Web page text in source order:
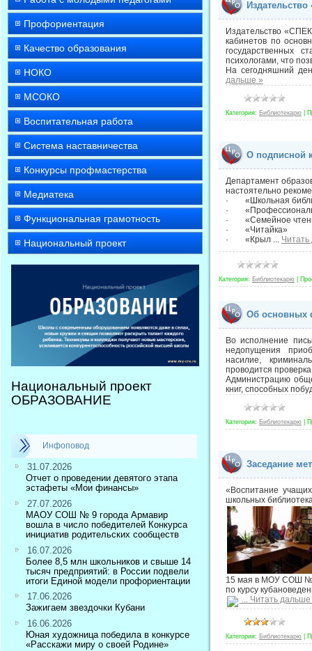
Профориентация
Качество образования
НОКО
МСОКО
Воспитательная работа
Система наставничества
Конкурсы профмастерства
Медиатека
Функциональная грамотность
Национальный проект
Национальный проект
ОБРАЗОВАНИЕ
Инфоповод
31.07.2026
Отчет о проведении девятого этапа
эстафеты «Мои финансы»
27.07.2026
МАОУ СОШ № 9 города Армавир
вошла в число победителей Конкурса
инициатив родительских сообществ
16.07.2026
Более 8,5 млн школьников и свыше 14
тысяч предприятий: в России подвели
итоги Единой модели профориентации
17.06.2026
Зажигаем звездочки Кубани
16.06.2026
Юная художница победила в конкурсе
«Расскажи миру о своей Родине»
Издательство
кабинетов по
государственных
психологами, что
На сегодняшний
дальше »
Категория: Библиотекарю
О подписной
Департамент
настоятельно
· «Школьная
·
· «Семейное
· «Читайка»
· «Крыл ...
Категория: Библиотекарю
Об основных
Во исполнение
недопущения
насилие,
проводится
Администрацию
книг, способных
Категория: Библиотекарю
Заседание
«Воспитание
школьных
15 мая в МОУ СОШ
по курсу
... Читать дальше
Категория: Библиотекарю